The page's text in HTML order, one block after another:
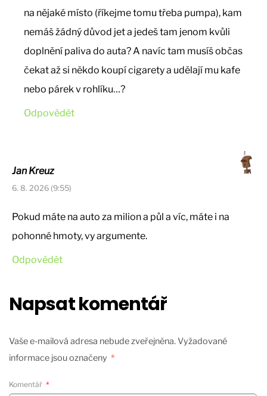
na nějaké místo (říkejme tomu třeba pumpa), kam
nemáš žádný důvod jet a jedeš tam jenom kvůli
doplnění paliva do auta? A navíc tam musíš občas
čekat až si někdo koupí cigarety a udělají mu kafe
nebo párek v rohlíku…?
Odpovědět
Jan Kreuz
6. 8. 2026 (9:55)
Pokud máte na auto za milion a půl a víc, máte i na
pohonné hmoty, vy argumente.
Odpovědět
Napsat komentář
Vaše e-mailová adresa nebude zveřejněna.Vyžadované
informace jsou označeny *
Komentář *